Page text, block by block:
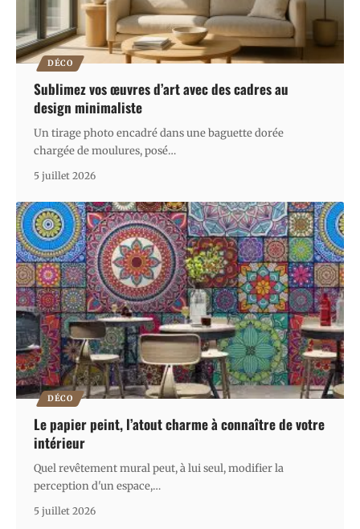
DÉCO
Sublimez vos œuvres d’art avec des cadres au
design minimaliste
Un tirage photo encadré dans une baguette dorée
chargée de moulures, posé…
5 juillet 2026
DÉCO
Le papier peint, l’atout charme à connaître de votre
intérieur
Quel revêtement mural peut, à lui seul, modifier la
perception d'un espace,…
5 juillet 2026